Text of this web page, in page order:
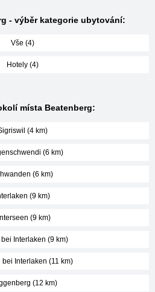
- výběr kategorie ubytování:
Vše (4)
Hotely (4)
místa Beatenberg:
(4 km)
(6 km)
(6 km)
(9 km)
(9 km)
bei Interlaken (9 km)
bei Interlaken (11 km)
(12 km)